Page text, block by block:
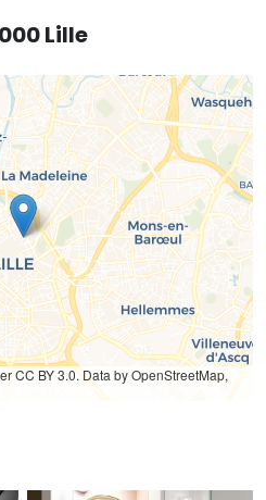
Lille
CC BY 3.0. Data by OpenStreetMap,